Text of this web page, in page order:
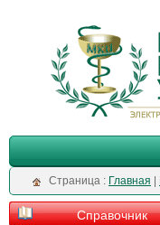
Cтраница : Главная
Справочник